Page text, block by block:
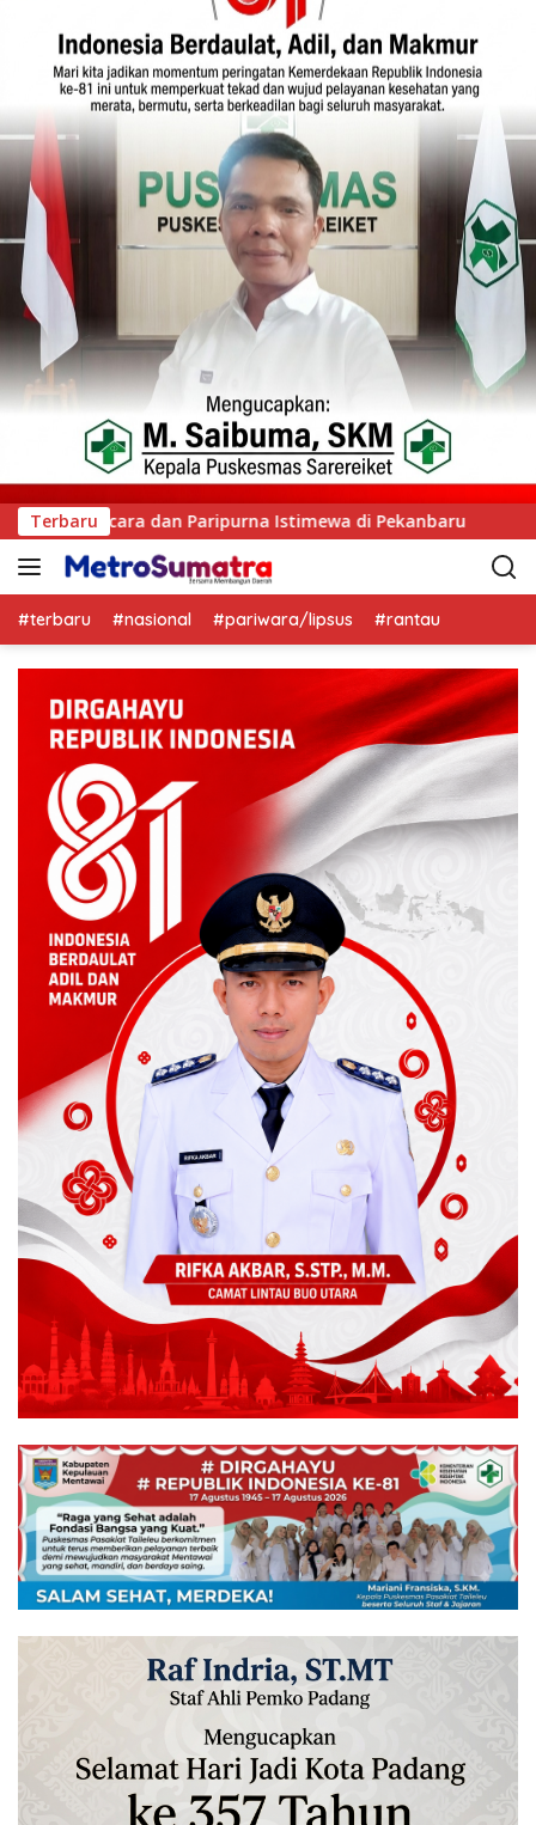
Terbaru Wawako Padang Silaturahmi dengan
#terbaru #nasional #pariwara/lipsus #rantau